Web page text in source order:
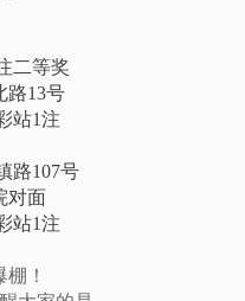
二等奖
路13号
站1注
路107号
对面
站1注
！